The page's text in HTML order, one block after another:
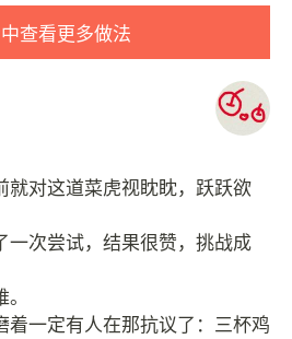
查看更多做法
就对这道菜虎视眈眈，跃跃欲
一次尝试，结果很赞，挑战成
着一定有人在那抗议了：三杯鸡